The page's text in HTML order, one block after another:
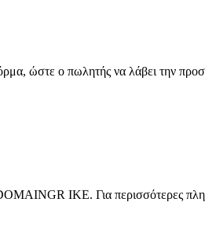
ώστε ο πωλητής να λάβει την
ΙΚΕ. Για περισσότερες